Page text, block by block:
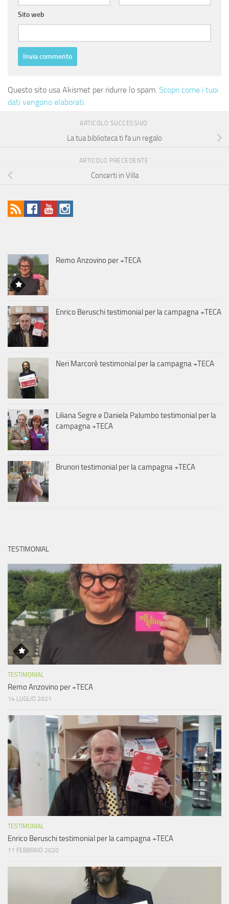
Sito web
Questo sito usa Akismet per ridurre lo spam. Scopri come i tuoi
dati vengono elaborati
ARTICOLO SUCCESSIVO
La tua biblioteca ti fa un regalo
ARTICOLO PRECEDENTE
Concerti in Villa
Remo Anzovino per +TECA
Enrico Beruschi testimonial per la campagna +TECA
Neri Marcorè testimonial per la campagna +TECA
Liliana Segre e Daniela Palumbo testimonial per la
campagna +TECA
Brunori testimonial per la campagna +TECA
TESTIMONIAL
TESTIMONIAL
Remo Anzovino per +TECA
14 LUGLIO 2021
TESTIMONIAL
Enrico Beruschi testimonial per la campagna +TECA
11 FEBBRAIO 2020